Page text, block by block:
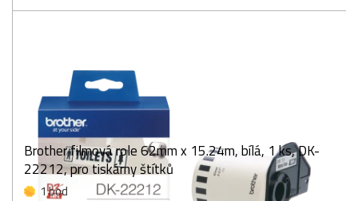
Brother filmová role 62mm x 15.24m, bílá, 1 ks, DK-
22212, pro tiskárny štítků
1 bod